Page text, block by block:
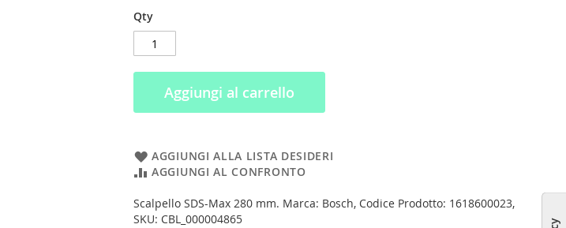
Qty
Aggiungi al carrello
AGGIUNGI ALLA LISTA DESIDERI
AGGIUNGI AL CONFRONTO
Scalpello SDS-Max 280 mm. Marca: Bosch, Codice Prodotto: 1618600023,
SKU: CBL_000004865